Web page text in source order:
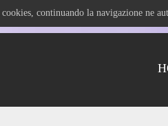
continuando la navigazione ne